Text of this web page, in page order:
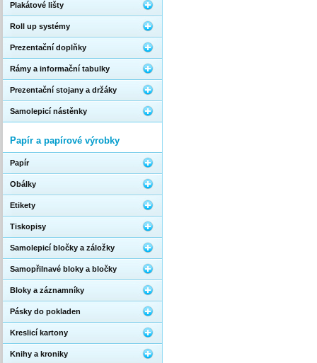
Plakátové lišty
Roll up systémy
Prezentační doplňky
Rámy a informační tabulky
Prezentační stojany a držáky
Samolepicí nástěnky
Papír a papírové výrobky
Papír
Obálky
Etikety
Tiskopisy
Samolepicí bločky a záložky
Samopřilnavé bloky a bločky
Bloky a záznamníky
Pásky do pokladen
Kreslicí kartony
Knihy a kroniky